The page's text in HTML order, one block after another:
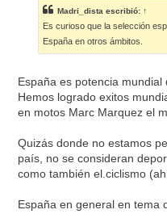
a
j
e
Madri_dista escribió: ↑
Es curioso que la selección
España en otros ámbitos.
España es potencia
Hemos logrado exitos
en motos Marc Marquez el
Quizás donde no estamos
país, no se consideran
como también el.ciclismo
España en general en tema